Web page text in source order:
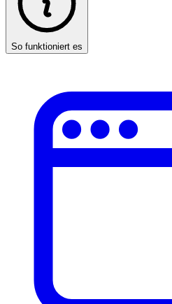
So funktioniert es